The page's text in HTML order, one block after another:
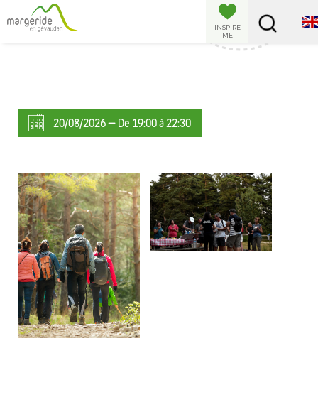
INSPIRE
ME
20/08/2026 — De 19:00 à 22:30
Cookies management panel